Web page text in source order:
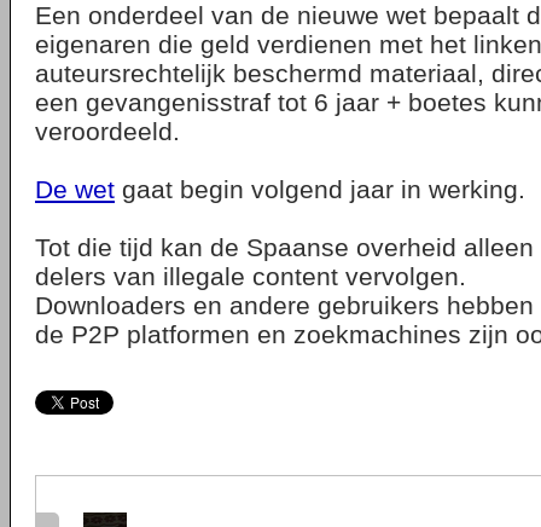
Een onderdeel van de nieuwe wet bepaalt
eigenaren die geld verdienen met het
auteursrechtelijk beschermd materiaal,
een gevangenisstraf tot 6 jaar + boetes
veroordeeld.
De wet gaat begin volgend jaar in werking.
Tot die tijd kan de Spaanse overheid
delers van illegale content vervolgen.
Downloaders en andere gebruikers
de P2P platformen en zoekmachines zijn